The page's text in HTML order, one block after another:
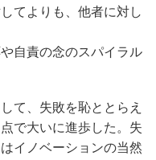
てよりも、他者に対し
自責の念のスパイラル
て、失敗を恥ととらえ
で大いに進歩した。失
イノベーションの当然